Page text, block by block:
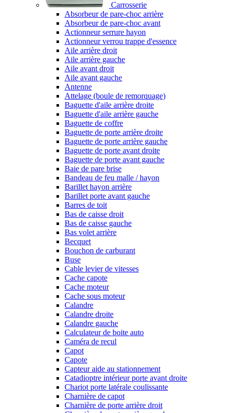
Carrosserie
Absorbeur de pare-choc arrière
Absorbeur de pare-choc avant
Actionneur serrure hayon
Actionneur verrou trappe d'essence
Aile arrière droit
Aile arrière gauche
Aile avant droit
Aile avant gauche
Antenne
Attelage (boule de remorquage)
Baguette d'aile arrière droite
Baguette d'aile arrière gauche
Baguette de coffre
Baguette de porte arrière droite
Baguette de porte arrière gauche
Baguette de porte avant droite
Baguette de porte avant gauche
Baie de pare brise
Bandeau de feu malle / hayon
Barillet hayon arrière
Barillet porte avant gauche
Barres de toit
Bas de caisse droit
Bas de caisse gauche
Bas volet arrière
Becquet
Bouchon de carburant
Buse
Cable levier de vitesses
Cache capote
Cache moteur
Cache sous moteur
Calandre
Calandre droite
Calandre gauche
Calculateur de boite auto
Caméra de recul
Capot
Capote
Capteur aide au stationnement
Catadioptre intérieur porte avant droite
Chariot porte latérale coulissante
Charnière de capot
Charnière de porte arrière droit